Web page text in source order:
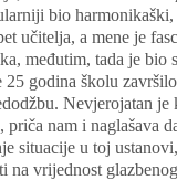
bio
učitelja, a mene je
međutim, tada je
godina školu
Nevjerojatan
priča nam i naglašava
situacije u toj
na vrijednost